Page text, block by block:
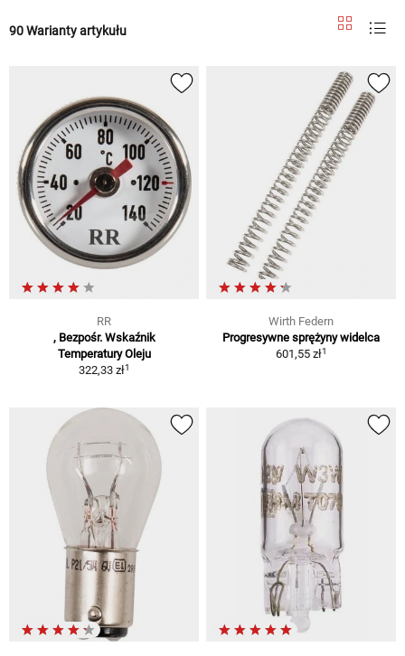
90 Warianty artykułu
RR
, Bezpośr. Wskaźnik
Temperatury Oleju
322,33 zł1
Wirth Federn
Progresywne sprężyny widelca
601,55 zł1